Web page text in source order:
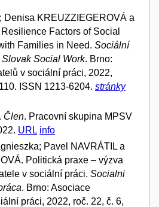
Denisa KREUZZIEGEROVÁ a
Factors of Social
Families in Need. Sociální
Social Work. Brno:
v sociální práci, 2022,
ISSN 1213-6204. stránky
Člen. Pracovní skupina MPSV
URL info
Pavel NAVRÁTIL a
Politická praxe – výzva
v sociální práci. Socialni
. Brno: Asociace
práci, 2022, roč. 22, č. 6,